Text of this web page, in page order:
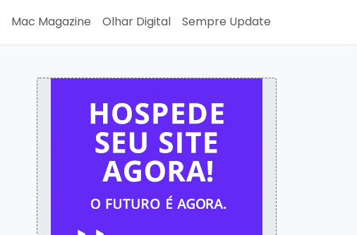
Mac Magazine Olhar Digital Sempre Update